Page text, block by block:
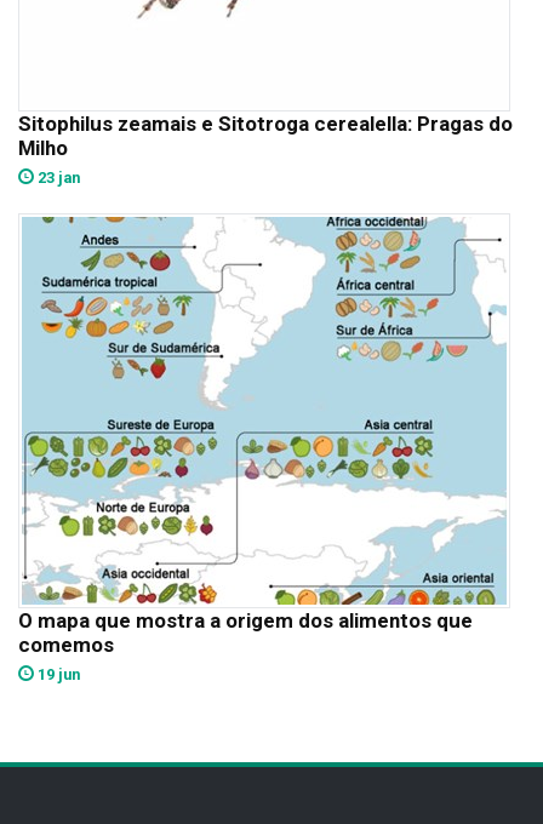
Sitophilus zeamais e Sitotroga cerealella: Pragas do
Milho
23 jan
O mapa que mostra a origem dos alimentos que
comemos
19 jun